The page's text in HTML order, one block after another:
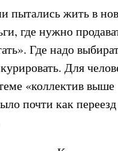
пытались жить в
где нужно
Где надо
Для
«коллектив выше
почти как